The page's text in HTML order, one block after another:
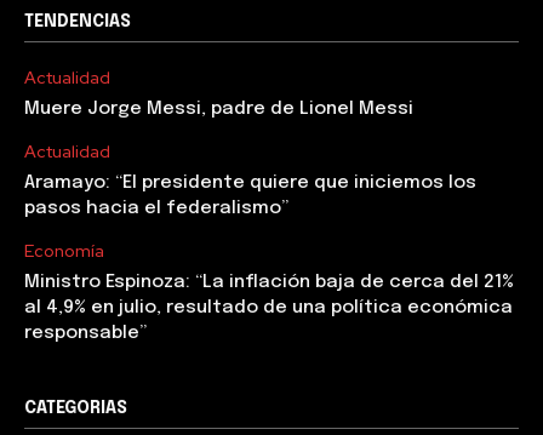
TENDENCIAS
Actualidad
Muere Jorge Messi, padre de Lionel Messi
Actualidad
Aramayo: “El presidente quiere que iniciemos los
pasos hacia el federalismo”
Economía
Ministro Espinoza: “La inflación baja de cerca del 21%
al 4,9% en julio, resultado de una política económica
responsable”
CATEGORIAS